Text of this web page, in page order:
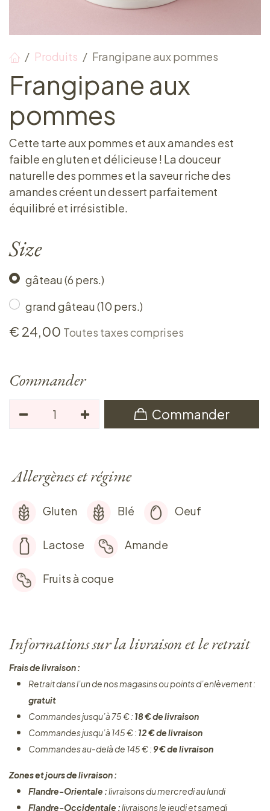
Produits Frangipane aux pommes
Frangipane aux
pommes
Cette tarte aux pommes et aux amandes est
faible en gluten et délicieuse ! La douceur
naturelle des pommes et la saveur riche des
amandes créent un dessert parfaitement
équilibré et irrésistible.
Size
gâteau (6 pers.)
grand gâteau (10 pers.)
€ 24,00 Toutes taxes comprises
Commander
Commander
Allergènes et régime
Gluten Blé Oeuf
Lactose Amande
Fruits à coque
Informations sur la livraison et le retrait
Frais de livraison :
Retrait dans l’un de nos magasins ou points d’enlèvement :
gratuit
Commandes jusqu’à 75 € : 18 € de livraison
Commandes jusqu’à 145 € : 12 € de livraison
Commandes au-delà de 145 € : 9 € de livraison
Zones et jours de livraison :
Flandre-Orientale :livraisons du mercredi au lundi
Flandre-Occidentale :livraisons le jeudi et samedi